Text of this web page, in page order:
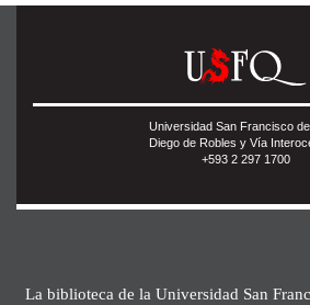
Universidad San Francisco
Diego de Robles y Vía
+593 2 297 1700
La biblioteca de la Universidad San